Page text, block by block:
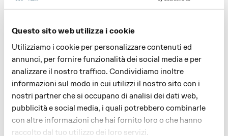
Questo sito web utilizza i cookie
Utilizziamo i cookie per personalizzare contenuti ed
annunci, per fornire funzionalità dei social media e per
analizzare il nostro traffico. Condividiamo inoltre
informazioni sul modo in cui utilizzi il nostro sito con i
nostri partner che si occupano di analisi dei dati web,
pubblicità e social media, i quali potrebbero combinarle
con altre informazioni che hai fornito loro o che hanno
raccolto dal tuo utilizzo dei loro servizi.
agevolazioni, informazioni
scarica il pdf.
STAGIONE 2026
FESTIVAL VERDI 2026
ORARI E CONTATTI BIGLIETTERIA